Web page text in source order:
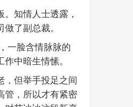
知情人士透露，
了副总裁。
一脸含情脉脉的
中暗生情愫。
，但举手投足之间
管，所以才有紧密